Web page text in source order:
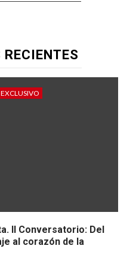
EXCLUSIVO
II Conversatorio: Del
al corazón de la